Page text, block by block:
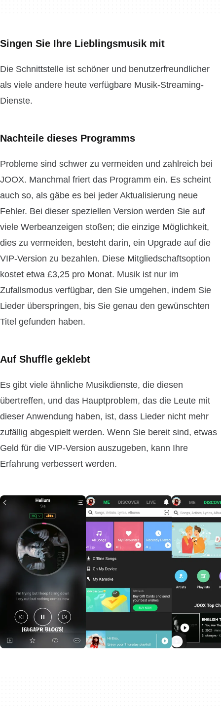
Singen Sie Ihre Lieblingsmusik mit
Die Schnittstelle ist schöner und benutzerfreundlicher
als viele andere heute verfügbare Musik-Streaming-
Dienste.
Nachteile dieses Programms
Probleme sind schwer zu vermeiden und zahlreich bei
JOOX. Manchmal friert das Programm ein. Es scheint
auch so, als gäbe es bei jeder Aktualisierung neue
Fehler. Bei dieser speziellen Version werden Sie auf
viele Werbeanzeigen stoßen; die einzige Möglichkeit,
dies zu vermeiden, besteht darin, ein Upgrade auf die
VIP-Version zu bezahlen. Diese Mitgliedschaftsoption
kostet etwa £3,25 pro Monat. Musik ist nur im
Zufallsmodus verfügbar, den Sie umgehen, indem Sie
Lieder überspringen, bis Sie genau den gewünschten
Titel gefunden haben.
Auf Shuffle geklebt
Es gibt viele ähnliche Musikdienste, die diesen
übertreffen, und das Hauptproblem, das die Leute mit
dieser Anwendung haben, ist, dass Lieder nicht mehr
zufällig abgespielt werden. Wenn Sie bereit sind, etwas
Geld für die VIP-Version auszugeben, kann Ihre
Erfahrung verbessert werden.